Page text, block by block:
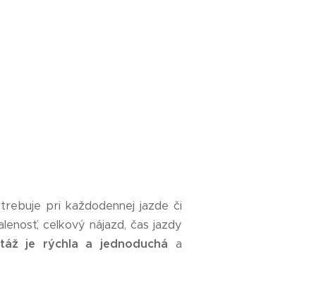
pri každodennej jazde či
celkový nájazd, čas jazdy
je rýchla a jednoduchá a